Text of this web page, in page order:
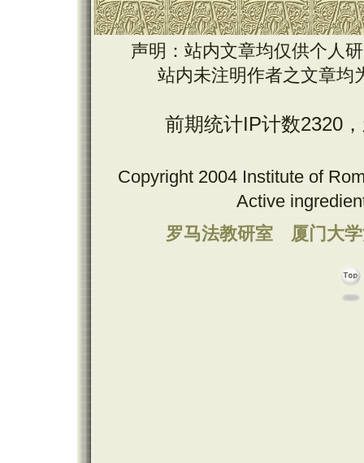
声明：站内文章均仅供个人
站内未注明作者之文章均
前期统计IP计数2320
Copyright 2004 Institute of
Active
罗马法教研室
厦门大